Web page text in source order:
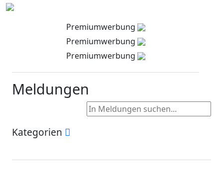
Premiumwerbung
Premiumwerbung
Premiumwerbung
Meldungen
Kategorien